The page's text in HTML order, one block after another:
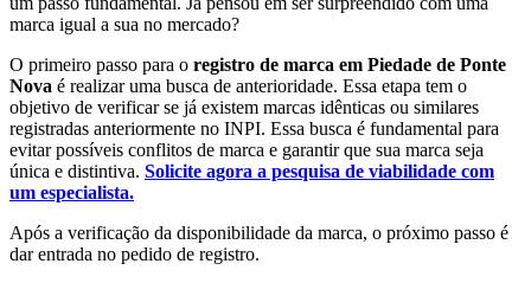
marca igual a sua no mercado?
O primeiro passo para o registro de marca em Piedade de Ponte
Nova é realizar uma busca de anterioridade. Essa etapa tem o
objetivo de verificar se já existem marcas idênticas ou similares
registradas anteriormente no INPI. Essa busca é fundamental para
evitar possíveis conflitos de marca e garantir que sua marca seja
única e distintiva. Solicite agora a pesquisa de viabilidade com
um especialista.
Após a verificação da disponibilidade da marca, o próximo passo é
dar entrada no pedido de registro.